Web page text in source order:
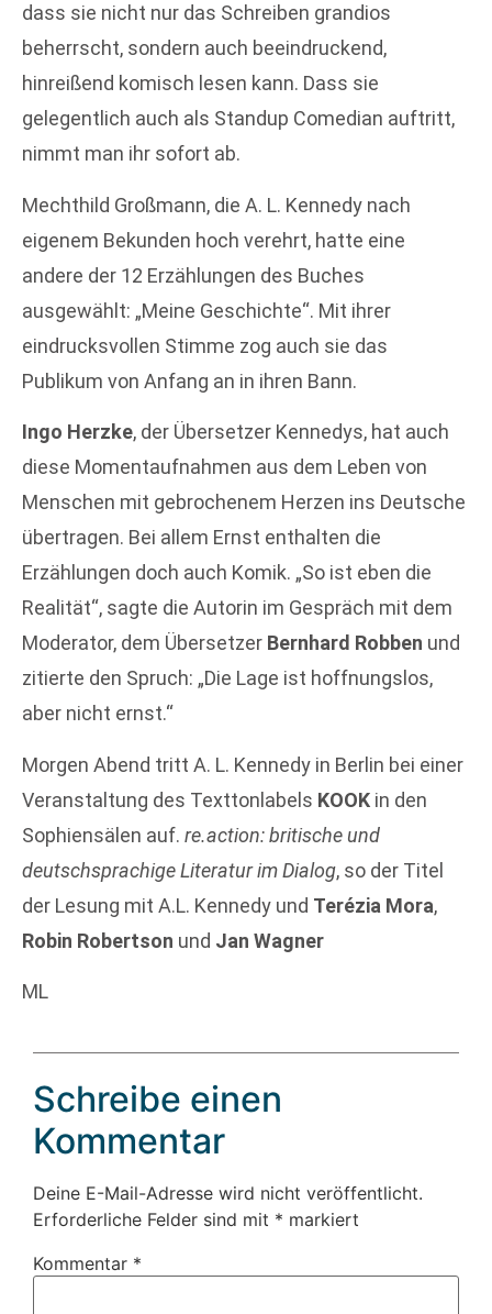
dass sie nicht nur das Schreiben grandios
beherrscht, sondern auch beeindruckend,
hinreißend komisch lesen kann. Dass sie
gelegentlich auch als Standup Comedian auftritt,
nimmt man ihr sofort ab.
Mechthild Großmann, die A. L. Kennedy nach
eigenem Bekunden hoch verehrt, hatte eine
andere der 12 Erzählungen des Buches
ausgewählt: „Meine Geschichte“. Mit ihrer
eindrucksvollen Stimme zog auch sie das
Publikum von Anfang an in ihren Bann.
Ingo Herzke, der Übersetzer Kennedys, hat auch
diese Momentaufnahmen aus dem Leben von
Menschen mit gebrochenem Herzen ins Deutsche
übertragen. Bei allem Ernst enthalten die
Erzählungen doch auch Komik. „So ist eben die
Realität“, sagte die Autorin im Gespräch mit dem
Moderator, dem Übersetzer Bernhard Robben und
zitierte den Spruch: „Die Lage ist hoffnungslos,
aber nicht ernst.“
Morgen Abend tritt A. L. Kennedy in Berlin bei einer
Veranstaltung des Texttonlabels KOOK in den
Sophiensälen auf. re.action: britische und
deutschsprachige Literatur im Dialog, so der Titel
der Lesung mit A.L. Kennedy und Terézia Mora,
Robin Robertson und Jan Wagner
ML
Schreibe einen
Kommentar
Deine E-Mail-Adresse wird nicht veröffentlicht.
Erforderliche Felder sind mit * markiert
Kommentar *